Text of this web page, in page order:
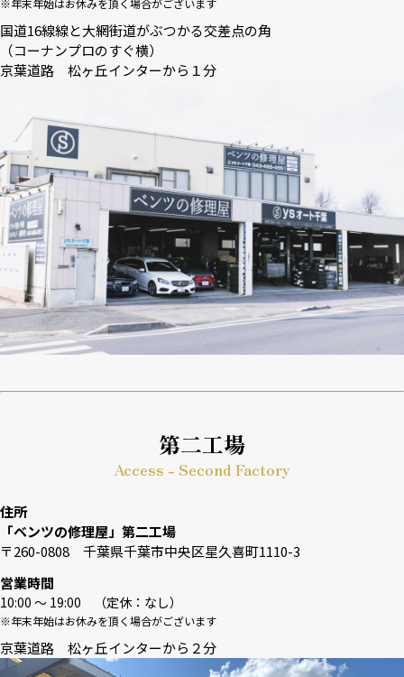
※年末年始はお休みを頂く場合がございます
国道16線線と大網街道がぶつかる交差点の角
（コーナンプロのすぐ横）
京葉道路 松ヶ丘インターから１分
第二工場
Access - Second Factory
住所
「ベンツの修理屋」第二工場
〒260-0808 千葉県千葉市中央区星久喜町1110-3
営業時間
10:00 〜 19:00 （定休：なし）
※年末年始はお休みを頂く場合がございます
京葉道路 松ヶ丘インターから２分